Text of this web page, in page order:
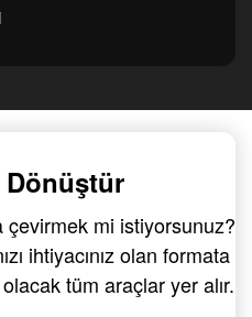
Dönüştür
çevirmek mi istiyorsunuz?
ihtiyacınız olan formata
tüm araçlar yer alır.